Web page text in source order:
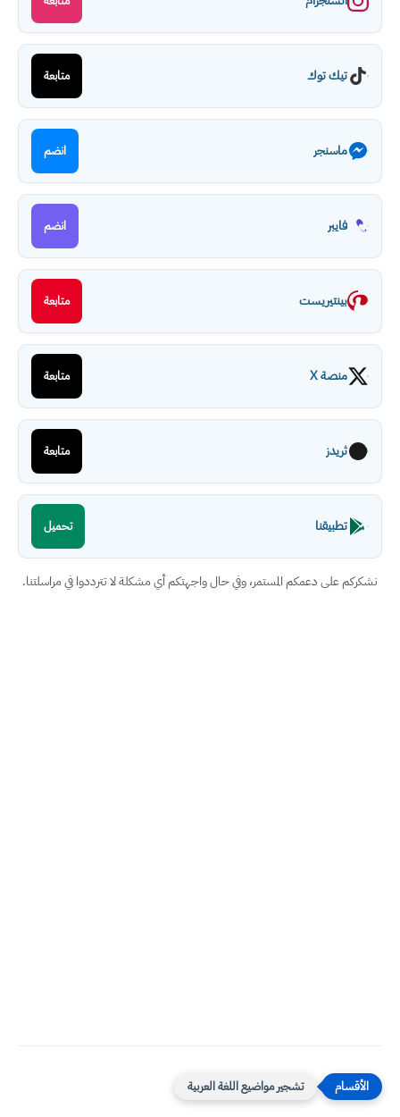
تيك توك متابعة
ماسنجر انضم
فايبر انضم
بينتيريست متابعة
منصة X متابعة
ثريدز متابعة
تطبيقنا تحميل
نشكركم على دعمكم المستمر، وفي حال واجهتكم أي مشكلة لا تترددوا في مراسلتنا.
تشجير مواضيع اللغة العربية